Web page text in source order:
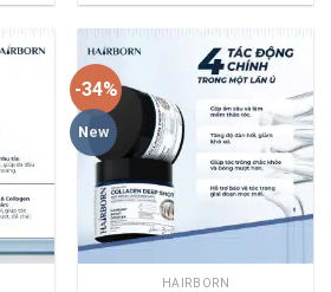
-34%
New
HAIRBORN